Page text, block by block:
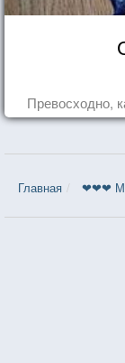
Превосходно,
Главная ❤❤❤